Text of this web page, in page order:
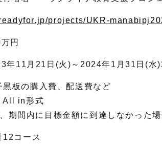
projects/UKR-
円
年11月21日(火)～2024年1月31日(水
黒板の購入費、配送費など
All in形式
間内に目標金額に到達しなかった
12コース